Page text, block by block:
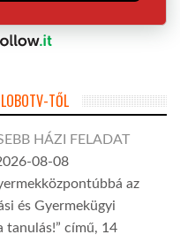
TŐL
HÁZI FELADAT
08-08
az
és Gyermekügyi
tanulás!” című, 14